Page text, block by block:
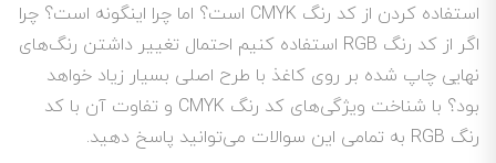
استفاده کردن از کد رنگ CMYK است؟ اما چرا اینگونه است؟ چرا
اگر از کد رنگ RGB استفاده کنیم احتمال تغییر داشتن رنگ‌های
نهایی چاپ شده بر روی کاغذ با طرح اصلی بسیار زیاد خواهد
بود؟ با شناخت ویژگی‌های کد رنگ CMYK و تفاوت آن با کد
رنگ RGB به تمامی این سوالات می‌توانید پاسخ دهید.